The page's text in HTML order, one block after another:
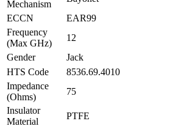
Mechanism
ECCN
EAR99
Frequency
(Max GHz)
12
Gender
Jack
HTS Code
8536.69.4010
Impedance
(Ohms)
75
Insulator
Material
PTFE